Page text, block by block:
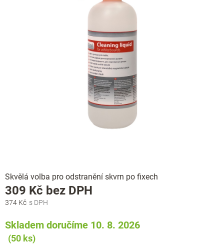
Skvělá volba pro odstranění skvrn po fixech
374 Kč
309 Kč bez DPH
Skladem doručíme 10. 8. 2026
(50 ks)